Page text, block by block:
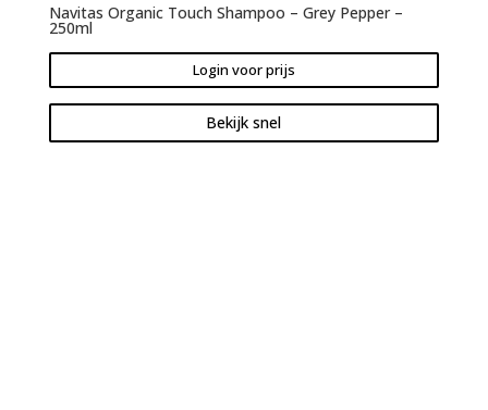
Navitas Organic Touch Shampoo – Grey Pepper –
250ml
Login voor prijs
Bekijk snel